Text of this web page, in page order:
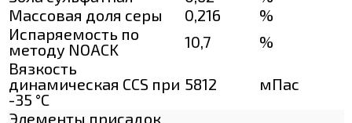
Массовая доля серы
0,216
%
Испаряемость по
методу NOACK
10,7
%
Вязкость
динамическая CCS при
-35 °С
5812
мПас
Элементы присадок